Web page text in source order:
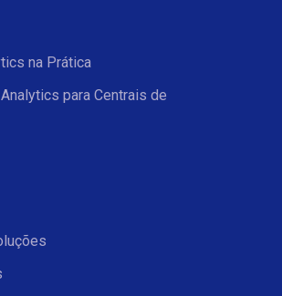
na Prática
para Centrais de